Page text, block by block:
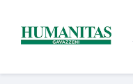
content